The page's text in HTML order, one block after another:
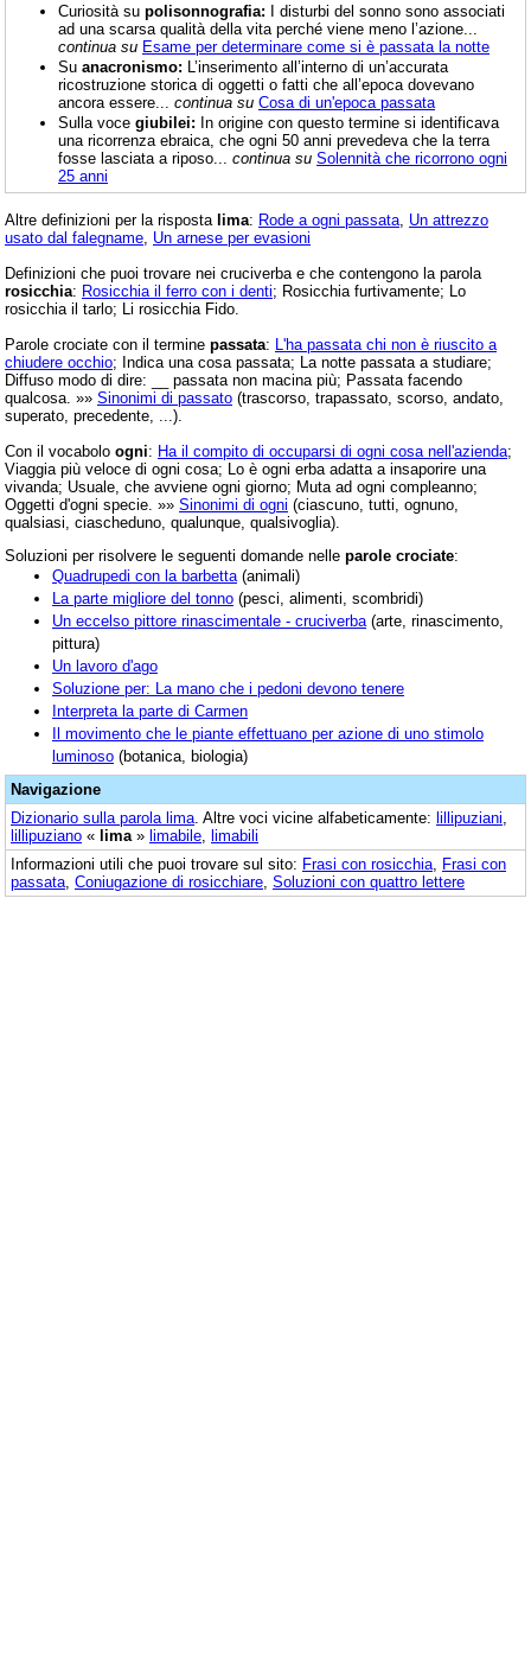
Curiosità su polisonnografia: I disturbi del sonno sono associati
ad una scarsa qualità della vita perché viene meno l’azione...
continua su Esame per determinare come si è passata la notte
Su anacronismo: L’inserimento all’interno di un’accurata
ricostruzione storica di oggetti o fatti che all’epoca dovevano
ancora essere... continua su Cosa di un'epoca passata
Sulla voce giubilei: In origine con questo termine si identificava
una ricorrenza ebraica, che ogni 50 anni prevedeva che la terra
fosse lasciata a riposo... continua su Solennità che ricorrono ogni
25 anni
Altre definizioni per la risposta lima: Rode a ogni passata Un attrezzo
usato dal falegname Un arnese per evasioni
Definizioni che puoi trovare nei cruciverba e che contengono la parola
rosicchia: Rosicchia il ferro con i denti; Rosicchia furtivamente; Lo
rosicchia il tarlo; Li rosicchia Fido.
Parole crociate con il termine passata: L'ha passata chi non è riuscito a
chiudere occhio; Indica una cosa passata; La notte passata a studiare;
Diffuso modo di dire: __ passata non macina più; Passata facendo
qualcosa. »» Sinonimi di passato (trascorso, trapassato, scorso, andato,
superato, precedente, ...).
Con il vocabolo ogni: Ha il compito di occuparsi di ogni cosa nell'azienda;
Viaggia più veloce di ogni cosa; Lo è ogni erba adatta a insaporire una
vivanda; Usuale, che avviene ogni giorno; Muta ad ogni compleanno;
Oggetti d'ogni specie. »» Sinonimi di ogni (ciascuno, tutti, ognuno,
qualsiasi, ciascheduno, qualunque, qualsivoglia).
Soluzioni per risolvere le seguenti domande nelle parole crociate:
Quadrupedi con la barbetta (animali)
La parte migliore del tonno (pesci, alimenti, scombridi)
Un eccelso pittore rinascimentale - cruciverba (arte, rinascimento,
pittura)
Un lavoro d'ago
Soluzione per: La mano che i pedoni devono tenere
Interpreta la parte di Carmen
Il movimento che le piante effettuano per azione di uno stimolo
luminoso (botanica, biologia)
Navigazione
Dizionario sulla parola lima . Altre voci vicine alfabeticamente: lillipuziani
lillipuziano « lima » limabile limabili
Informazioni utili che puoi trovare sul sito: Frasi con rosicchia Frasi con
passata Coniugazione di rosicchiare Soluzioni con quattro lettere